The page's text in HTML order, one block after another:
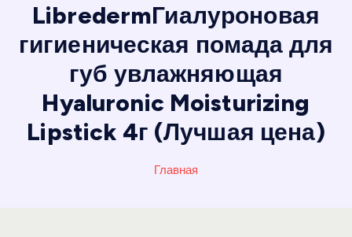
LibredermГиалуроновая
гигиеническая помада для
губ увлажняющая
Hyaluronic Moisturizing
Lipstick 4г (Лучшая цена)
Главная